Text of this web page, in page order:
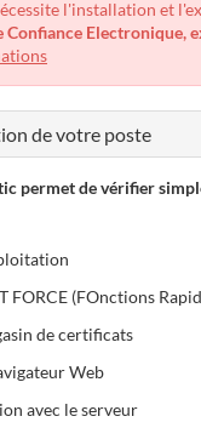
l'installation et
Confiance Electronique,
de votre poste
permet de vérifier
FORCE (FOnctions
de certificats
Web
avec le serveur